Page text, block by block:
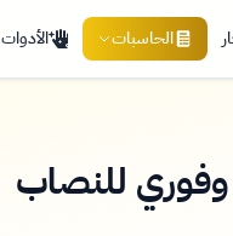
الحاسبات الأدوات
للنصاب